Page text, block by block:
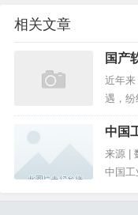
相关文章
国产
入2
近年来
遇，纷
仅仅
中国
来源 |
中国工